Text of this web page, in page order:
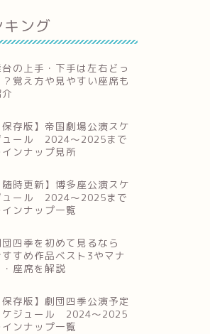
キング
台の上手・下手は左右どっ
？覚え方や見やすい座席も
保存版】帝国劇場公演スケ
ュール 2024～2025まで
インナップ見所
随時更新】博多座公演スケ
ュール 2024～2025まで
インナップ一覧
団四季を初めて見るなら
すすめ作品ベスト3やマナ
・座席を解説
保存版】劇団四季公演予定
ケジュール 2024～2025
インナップ一覧